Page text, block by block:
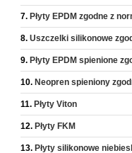
Płyty EPDM zgodne z
Uszczelki silikonowe
Płyty EPDM spienione
Neopren spieniony
Płyty Viton
Płyty FKM
Płyty silikonowe